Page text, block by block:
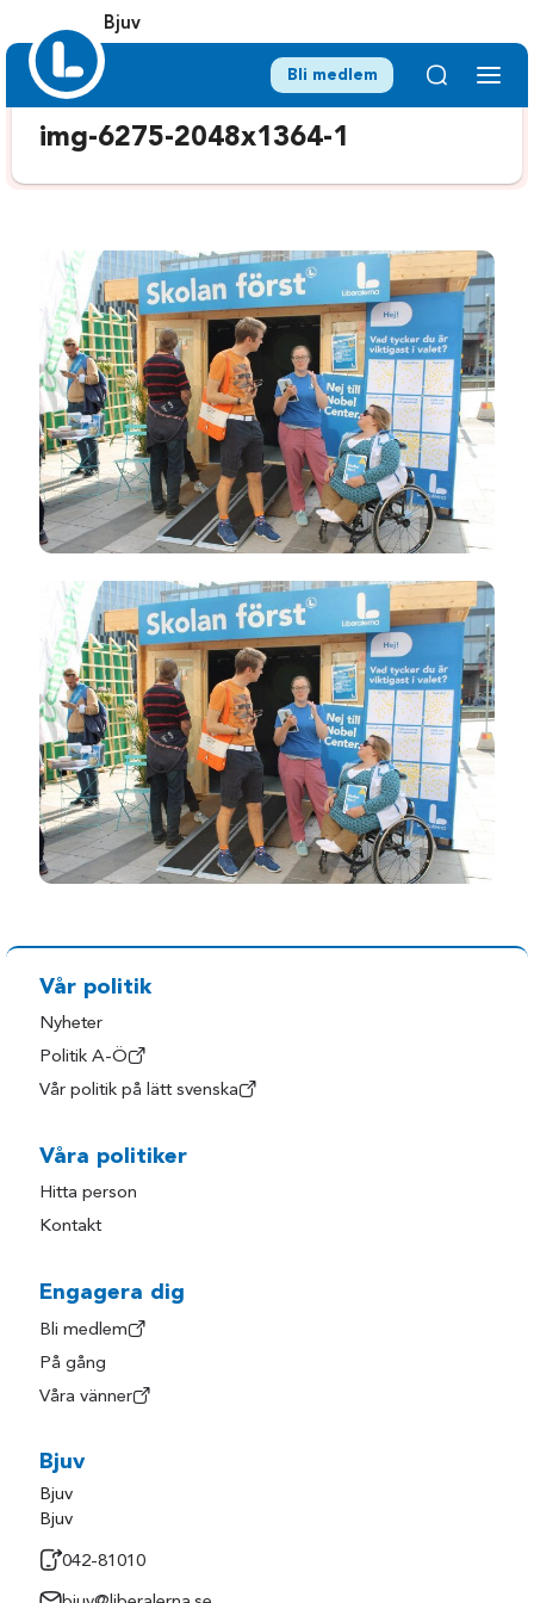
Bjuv
Bli medlem
img-6275-2048x1364-1
Vår politik
Nyheter
Politik A-Ö
Vår politik på lätt svenska
Våra politiker
Hitta person
Kontakt
Engagera dig
Bli medlem
På gång
Våra vänner
Bjuv
Bjuv
Bjuv
042-81010